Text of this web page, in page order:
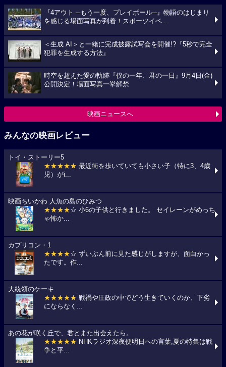
『4アウト ─もう一度、プレイボール─』物語のはじまり
を感じる場面写真が到着！スポーツイベ...
＜生成 AI＞と一緒に完成披露試写会を開催!?『5秒で完全
犯罪を生成する方法』
時空を超えた愛の軌跡『僕の一年、君の一日』9月4日(金)
公開決定！場面写真一挙解禁
映画ニュースへ
みんなの映画レビュー
トイ・ストーリー5
★★★★★ 最近街を歩いていても小さい子（特に3、4歳
児）がi...
映画ちいかわ 人魚の島のひみつ
★★★★☆ 小6の子供と行きました。 セイレーンがめっち
ゃ怖か...
カプリコン・1
★★★★☆ ずいぶん前に見た感じがしますが、面白かっ
たです。作...
大統領のケーキ
★★★★★ 戦禍や圧政の中でどう生きていくのか、下劣
にならなく...
あの花が咲く丘で、君とまた出会えたら。
★★★★★ NHKラジオ深夜便明日への言葉,夏の特集は戦
争と平...